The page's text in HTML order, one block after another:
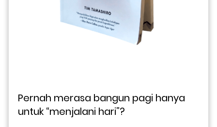
Pernah merasa bangun pagi hanya
untuk “menjalani hari”?